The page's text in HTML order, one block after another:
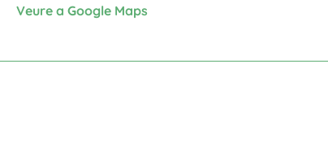
Veure a Google Maps